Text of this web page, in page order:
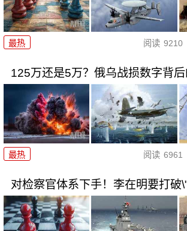
最热 阅读 9210
125万还是5万？俄乌战损数字背
最热 阅读 6961
对检察官体系下手！李在明要打破